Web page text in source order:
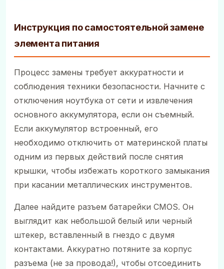
Инструкция по самостоятельной замене
элемента питания
Процесс замены требует аккуратности и
соблюдения техники безопасности. Начните с
отключения ноутбука от сети и извлечения
основного аккумулятора, если он съемный.
Если аккумулятор встроенный, его
необходимо отключить от материнской платы
одним из первых действий после снятия
крышки, чтобы избежать короткого замыкания
при касании металлических инструментов.
Далее найдите разъем батарейки CMOS. Он
выглядит как небольшой белый или черный
штекер, вставленный в гнездо с двумя
контактами. Аккуратно потяните за корпус
разъема (не за провода!), чтобы отсоединить